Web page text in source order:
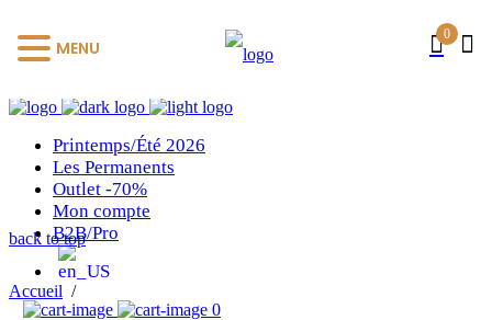
Printemps/Été 2026
Les Permanents
Outlet -70%
Mon compte
B2B/Pro
0
back to top
Accueil /
0
MENU